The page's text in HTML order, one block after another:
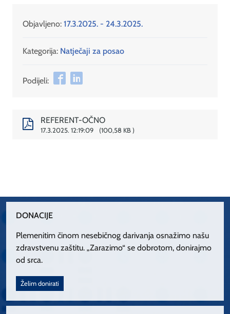
Objavljeno: 17.3.2025. - 24.3.2025.
Kategorija: Natječaji za posao
Podijeli:
REFERENT-OČNO
17.3.2025. 12:19:09 100,58 KB
DONACIJE
Plemenitim činom nesebičnog darivanja osnažimo našu
zdravstvenu zaštitu. „Zarazimo“ se dobrotom, donirajmo
od srca.
Želim donirati